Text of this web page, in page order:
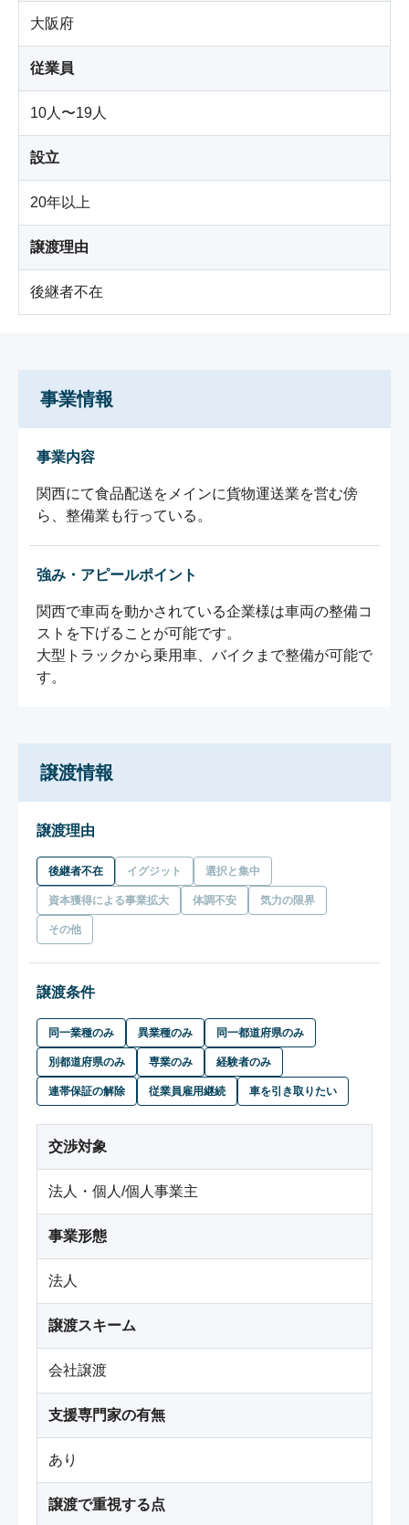
大阪府
従業員
10人〜19人
設立
20年以上
譲渡理由
後継者不在
事業情報
事業内容
関西にて食品配送をメインに貨物運送業を営む傍
強み・アピールポイント
関西で車両を動かされている企業様は車両の整備コ
ストを下げることが可能です。
大型トラックから乗用車、バイクまで整備が可能で
す。
譲渡情報
譲渡理由
後継者不在 イグジット 選択と集中
資本獲得による事業拡大 体調不安 気力の限界
その他
譲渡条件
同一業種のみ 異業種のみ 同一都道府県のみ
別都道府県のみ 専業のみ 経験者のみ
連帯保証の解除 従業員雇用継続 車を引き取りたい
交渉対象
法人・個人/個人事業主
事業形態
法人
譲渡スキーム
会社譲渡
支援専門家の有無
あり
譲渡で重視する点